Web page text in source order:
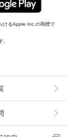
けるApple Inc.の商標で